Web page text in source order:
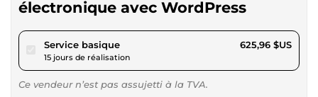
électronique avec WordPress
Service basiquepour 576,93 $US
15 jours de réalisation
625,96 $US
Ce vendeur n’est pas assujetti à la TVA.